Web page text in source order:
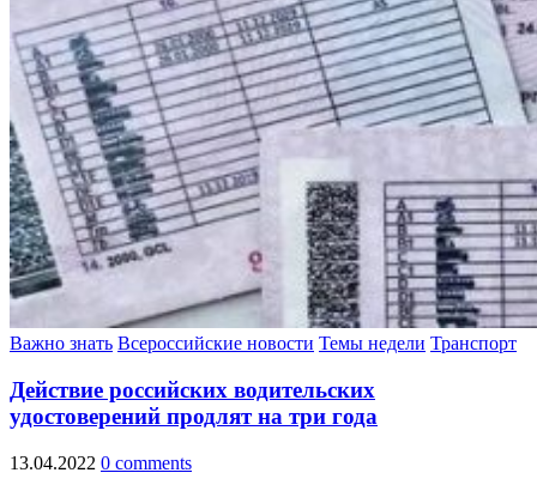
Важно знать Всероссийские новости Темы недели Транспорт
Действие российских водительских
удостоверений продлят на три года
13.04.2022 0 comments